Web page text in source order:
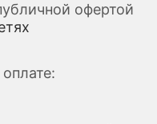
офертой